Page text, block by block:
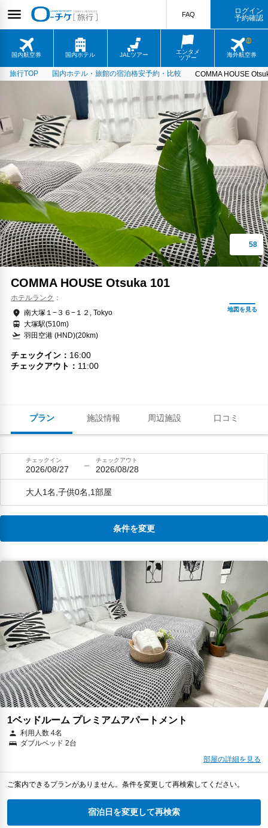
国内航空券 国内ホテル JALツアー
エンタメ
ツアー
海外航空券
FAQ
ログイン
予約確認
旅行TOP 国内ホテル・旅館の宿泊格安予約・比較 COMMA HOUSE
プラン 施設情報 周辺施設 口コミ
COMMA HOUSE Otsuka 101
ホテルランク
南大塚１−３６−１２, Tokyo
大塚駅(510m)
羽田空港 (HND)(20km)
チェックイン
16:00
チェックアウト
11:00
チェックイン
2026/08/27
チェックアウト
2026/08/28
大人1名,子供0名,1部屋
条件を変更
1ベッドルーム プレミアムアパートメント
利用人数 4名
ダブルベッド 2台
部屋の詳細を見る
ご案内できるプランがありません。条件を変更して再検索してください。
宿泊日を変更して再検索